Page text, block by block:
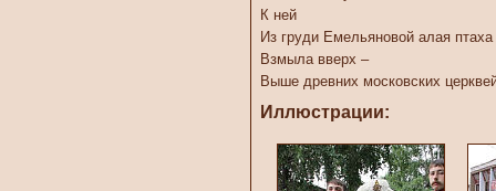
К ней
Из груди Емельяновой алая птаха
Взмыла вверх –
Выше древних московских
Иллюстрации: